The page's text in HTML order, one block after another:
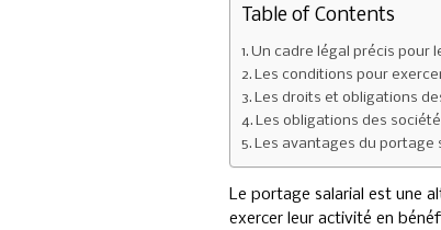
Table of Contents
Un cadre légal précis pour
Les conditions pour
Les droits et obligations
Les obligations des
Les avantages du
Le portage salarial est une
exercer leur activité en